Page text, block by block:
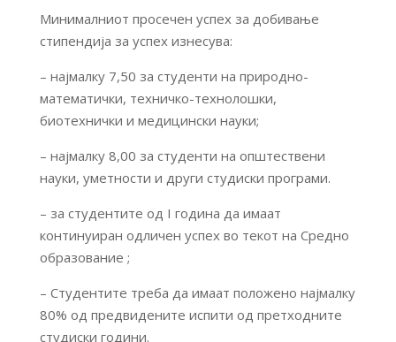
Минималниот просечен успех за добивање
стипендија за успех изнесува:
– најмалку 7,50 за студенти на природно-
математички, техничко-технолошки,
биотехнички и медицински науки;
– најмалку 8,00 за студенти на општествени
науки, уметности и други студиски програми.
– за студентите од I година да имаат
континуиран одличен успех во текот на Средно
образование ;
– Студентите треба да имаат положено најмалку
80% од предвидените испити од претходните
студиски години.